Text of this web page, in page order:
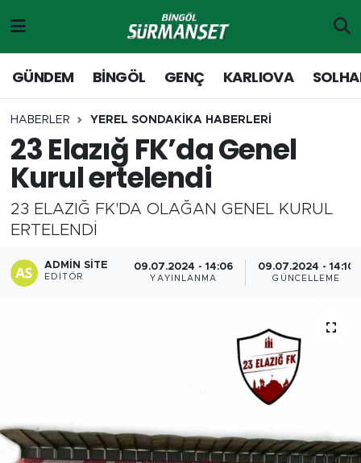
GÜNDEM BİNGÖL GENÇ KARLIOVA
HABERLER YEREL SONDAKİKA HABERLERİ
23 Elazığ FK’da Genel
Kurul ertelendi
23 ELAZIĞ FK'DA OLAĞAN GENEL KURUL
ERTELENDİ
ADMIN SITE
EDITÖR
09.07.2024 - 14:06
YAYINLANMA
09.07.2024 - 14:10
GÜNCELLEME
Genç
Solhan
Karlıova
Adaklı-Kiğı
Yayladere-Yedisu
Yaşam
Merkez Hava Durumu
Merkez Trafik Yoğunluk Haritası
Süper Lig Puan Durumu ve Fikstür
Tüm Manşetler
Son Dakika Haberleri